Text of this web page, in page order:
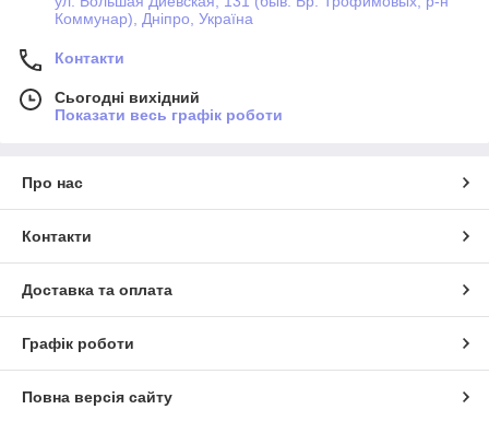
Коммунар), Дніпро, Україна
Контакти
Сьогодні вихідний
Показати весь графік роботи
Про нас
Контакти
Доставка та оплата
Графік роботи
Повна версія сайту